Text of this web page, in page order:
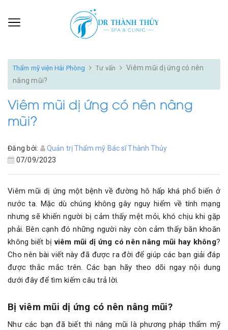
Thẩm mỹ viện Hải Phòng Tư vấn
Viêm mũi dị ứng có nên
nâng mũi?
Viêm mũi dị ứng có nên nâng
mũi?
Đăng bởi:
Quản trị Thẩm mỹ Bác sĩ Thành Thủy
07/09/2023
Viêm mũi dị ứng một bệnh về đường hô hấp khá phổ biến ở
nước ta. Mặc dù chúng không gây nguy hiểm về tính mạng
nhưng sẽ khiến người bị cảm thấy mệt mỏi, khó chịu khi gặp
phải. Bên cạnh đó những người này còn cảm thấy băn khoăn
không biết bịviêm mũi dị ứng có nên nâng mũi hay không?
Cho nên bài viết này đã được ra đời để giúp các bạn giải đáp
được thắc mắc trên. Các bạn hãy theo dõi ngay nội dung
dưới đây để tìm kiếm câu trả lời.
Bị viêm mũi dị ứng có nên nâng mũi?
Như các bạn đã biết thì nâng mũi là phương pháp thẩm mỹ